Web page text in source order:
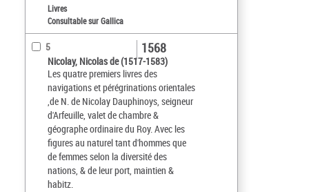
Livres
Consultable sur Gallica
5
Nicolay, Nicolas de (1517-1583)
Les quatre premiers livres des
navigations et pérégrinations orientales
,de N. de Nicolay Dauphinoys, seigneur
d'Arfeuille, valet de chambre &
géographe ordinaire du Roy. Avec les
figures au naturel tant d'hommes que
de femmes selon la diversité des
nations, & de leur port, maintien &
habitz.
1568